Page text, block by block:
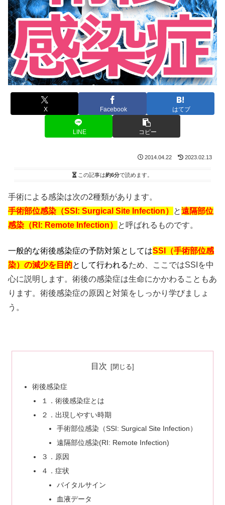
X Facebook はてブ
LINE コピー
2014.04.22 2023.02.13
この記事は約6分で読めます。
手術による感染は次の2種類があります。
手術部位感染（SSI: Surgical Site Infection）
と遠隔部位
感染（RI: Remote Infection）
と呼ばれるものです。
一般的な術後感染症の予防対策としてはSSI（手術部位感
染）の減少を目的として行われるため、ここではSSIを中
心に説明します。術後の感染症は生命にかかわることもあ
ります。術後感染症の原因と対策をしっかり学びましょ
う。
目次
術後感染症
１．術後感染症とは
２．出現しやすい時期
手術部位感染（SSI: Surgical Site Infection）
遠隔部位感染(RI: Remote Infection)
３．原因
４．症状
バイタルサイン
血液データ